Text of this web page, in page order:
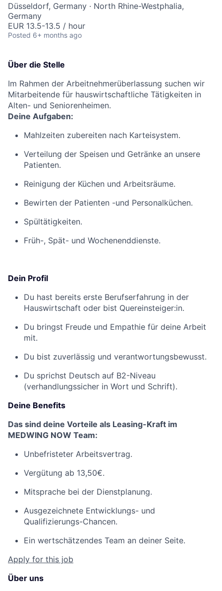
Düsseldorf, Germany · North Rhine-Westphalia,
Germany
EUR 13.5-13.5 / hour
Posted 6+ months ago
Über die Stelle
Im Rahmen der Arbeitnehmerüberlassung suchen wir
Mitarbeitende für hauswirtschaftliche Tätigkeiten in
Alten- und Seniorenheimen.
Deine Aufgaben:
Mahlzeiten zubereiten nach Karteisystem.
Verteilung der Speisen und Getränke an unsere
Patienten.
Reinigung der Küchen und Arbeitsräume.
Bewirten der Patienten -und Personalküchen.
Spültätigkeiten.
Früh-, Spät- und Wochenenddienste.
Dein Profil
Du hast bereits erste Berufserfahrung in der
Hauswirtschaft oder bist Quereinsteiger:in.
Du bringst Freude und Empathie für deine Arbeit
mit.
Du bist zuverlässig und verantwortungsbewusst.
Du sprichst Deutsch auf B2-Niveau
(verhandlungssicher in Wort und Schrift).
Deine Benefits
Das sind deine Vorteile als Leasing-Kraft im
MEDWING NOW Team:
Unbefristeter Arbeitsvertrag.
Vergütung ab 13,50€.
Mitsprache bei der Dienstplanung.
Ausgezeichnete Entwicklungs- und
Qualifizierungs-Chancen.
Ein wertschätzendes Team an deiner Seite.
Apply for this job
Über uns